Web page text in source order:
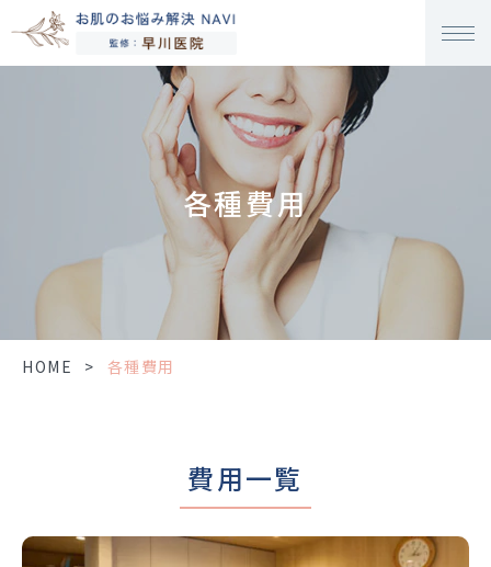
各種費用
HOME > 各種費用
費用一覧